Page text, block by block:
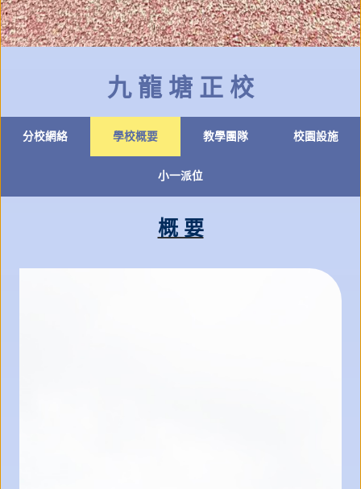
九 龍 塘 正 校
分校網絡 學校概要 教學團隊 校園設施
小一派位
概 要